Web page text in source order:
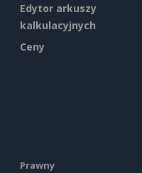
Edytor arkuszy
kalkulacyjnych
Ceny
Prawny